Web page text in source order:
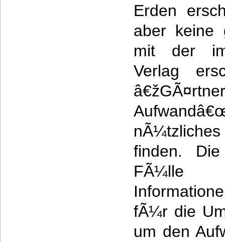
Erden
aber keine
mit der
Verlag
finden.
FÃ¼lle
fÃ¼r die
um den